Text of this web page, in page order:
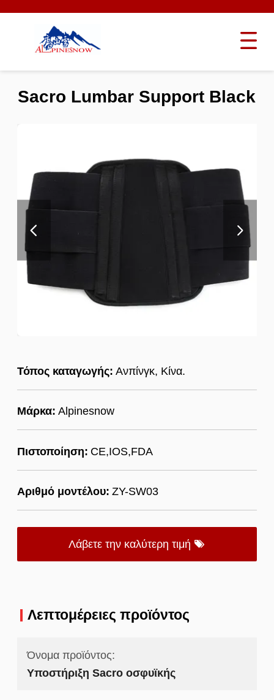
Τόπος καταγωγής: Ανπίνγκ, Κίνα.
Μάρκα: Alpinesnow
Πιστοποίηση: CE,IOS,FDA
Αριθμό μοντέλου: ZY-SW03
Λάβετε την καλύτερη τιμή
Sacro Lumbar Support Black
Λεπτομέρειες προϊόντος
Όνομα προϊόντος:
Υποστήριξη Sacro οσφυϊκής